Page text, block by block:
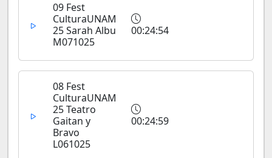
09 Fest
CulturaUNAM
25 Sarah Albu
M071025
00:24:54
08 Fest
CulturaUNAM
25 Teatro
Gaitan y
Bravo
L061025
00:24:59